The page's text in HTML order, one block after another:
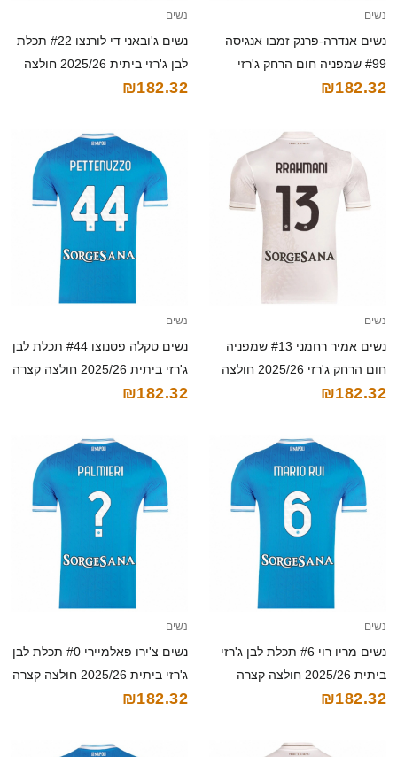
נשים
נשים אנדרה-פרנק זמבו אנגיסה
#99 שמפניה חום הרחק ג'רזי
2025/26 חולצה קצרה
₪182.32
נשים
נשים ג'ובאני די לורנצו #22 תכלת
לבן ג'רזי ביתית 2025/26 חולצה
קצרה
₪182.32
נשים
נשים אמיר רחמני #13 שמפניה
חום הרחק ג'רזי 2025/26 חולצה
קצרה
₪182.32
נשים
נשים טקלה פטנוצו #44 תכלת לבן
ג'רזי ביתית 2025/26 חולצה קצרה
₪182.32
נשים
נשים מריו רוי #6 תכלת לבן ג'רזי
ביתית 2025/26 חולצה קצרה
₪182.32
נשים
נשים צ'ירו פאלמיירי #0 תכלת לבן
ג'רזי ביתית 2025/26 חולצה קצרה
₪182.32